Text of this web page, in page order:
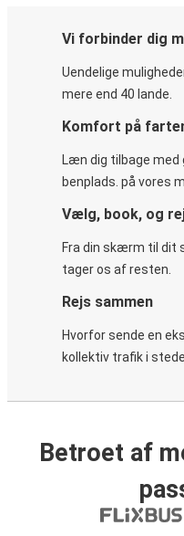
Vi forbinder dig
Uendelige
mere end 40 lande.
Komfort på
Læn dig tilbage
benplads. på vores
Vælg, book, og
Fra din skærm til dit
tager os af resten.
Rejs sammen
Hvorfor sende en
kollektiv trafik i
Betroet af